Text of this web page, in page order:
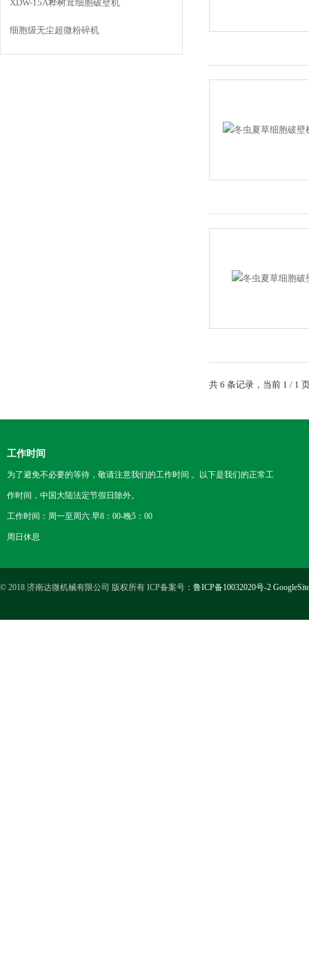
XDW-15A桦树茸细胞破壁机
细胞级无尘超微粉碎机
共 6 条记录，当前 1 / 1
工作时间
为了避免不必要的等待，敬请注意我们的工作时间 。以下是我们的正常工
作时间，中国大陆法定节假日除外。
工作时间：周一至周六 早8：00-晚5：00
周日休息
© 2018 济南达微机械有限公司 版权所有 ICP备案号： 鲁ICP备10032020号-2